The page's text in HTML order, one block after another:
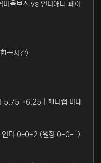
울브스 vs 인디애나 페이
국시간)
5.75→6.25 | 핸디캡 미네
디 0-0-2 (원정 0-0-1)